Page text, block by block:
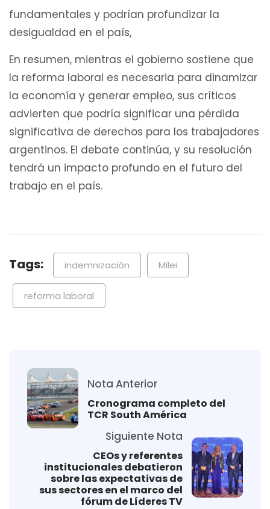
fundamentales y podrían profundizar la
desigualdad en el país,
En resumen, mientras el gobierno sostiene que
la reforma laboral es necesaria para dinamizar
la economía y generar empleo, sus críticos
advierten que podría significar una pérdida
significativa de derechos para los trabajadores
argentinos. El debate continúa, y su resolución
tendrá un impacto profundo en el futuro del
trabajo en el país.
Tags: indemnizaciòn Milei
reforma laboral
Nota Anterior
Cronograma completo del
TCR South América
Siguiente Nota
CEOs y referentes
institucionales debatieron
sobre las expectativas de
sus sectores en el marco del
fórum de Líderes TV